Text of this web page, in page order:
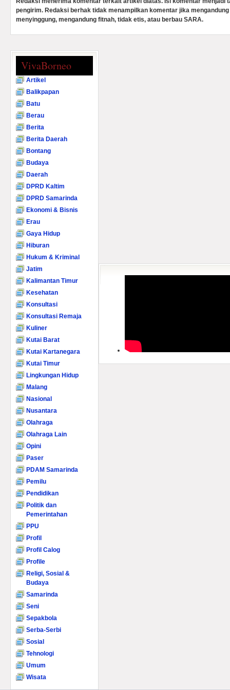
pengirim. Redaksi berhak tidak menampilkan komentar jika
menyinggung, mengandung fitnah, tidak etis, atau berbau SARA.
VivaBorneo
Artikel
Balikpapan
Batu
Berau
Berita
Berita Daerah
Bontang
Budaya
Daerah
DPRD Kaltim
DPRD Samarinda
Ekonomi & Bisnis
Erau
Gaya Hidup
Hiburan
Hukum & Kriminal
Jatim
Kalimantan Timur
Kesehatan
Konsultasi
Konsultasi Remaja
Kuliner
Kutai Barat
Kutai Kartanegara
Kutai Timur
Lingkungan Hidup
Malang
Nasional
Nusantara
Olahraga
Olahraga Lain
Opini
Paser
PDAM Samarinda
Pemilu
Pendidikan
Politik dan
Pemerintahan
PPU
Profil
Profil Calog
Profile
Religi, Sosial &
Budaya
Samarinda
Seni
Sepakbola
Serba-Serbi
Sosial
Tehnologi
Umum
Wisata